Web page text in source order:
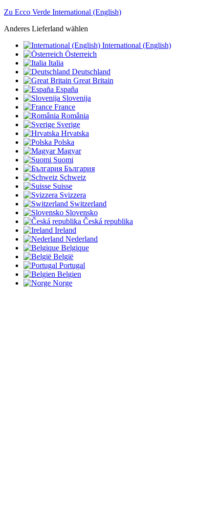
Zu Ecco Verde International (English)
Anderes Lieferland wählen
International (English)
Österreich
Italia
Deutschland
Great Britain
España
Slovenija
France
România
Sverige
Hrvatska
Polska
Magyar
Suomi
България
Schweiz
Suisse
Svizzera
Switzerland
Slovensko
Česká republika
Ireland
Nederland
Belgique
België
Portugal
Belgien
Norge